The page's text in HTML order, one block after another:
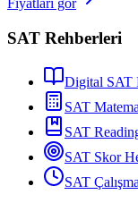
Fiyatları gör
SAT Rehberleri
Digital SAT
SAT
SAT
SAT Skor
SAT